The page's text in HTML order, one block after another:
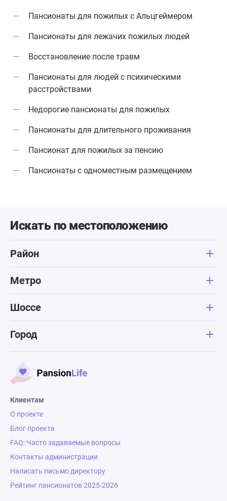
Пансионаты для пожилых с Альцгеймером
Пансионаты для лежачих пожилых людей
Восстановление после травм
Пансионаты для людей с психическими
расстройствами
Недорогие пансионаты для пожилых
Пансионаты для длительного проживания
Пансионат для пожилых за пенсию
Пансионаты с одноместным размещением
Искать по местоположению
Район
Метро
Шоссе
Город
Клиентам
О проекте
Блог проекта
FAQ: Часто задаваемые вопросы
Контакты администрации
Написать письмо директору
Рейтинг пансионатов 2025-2026